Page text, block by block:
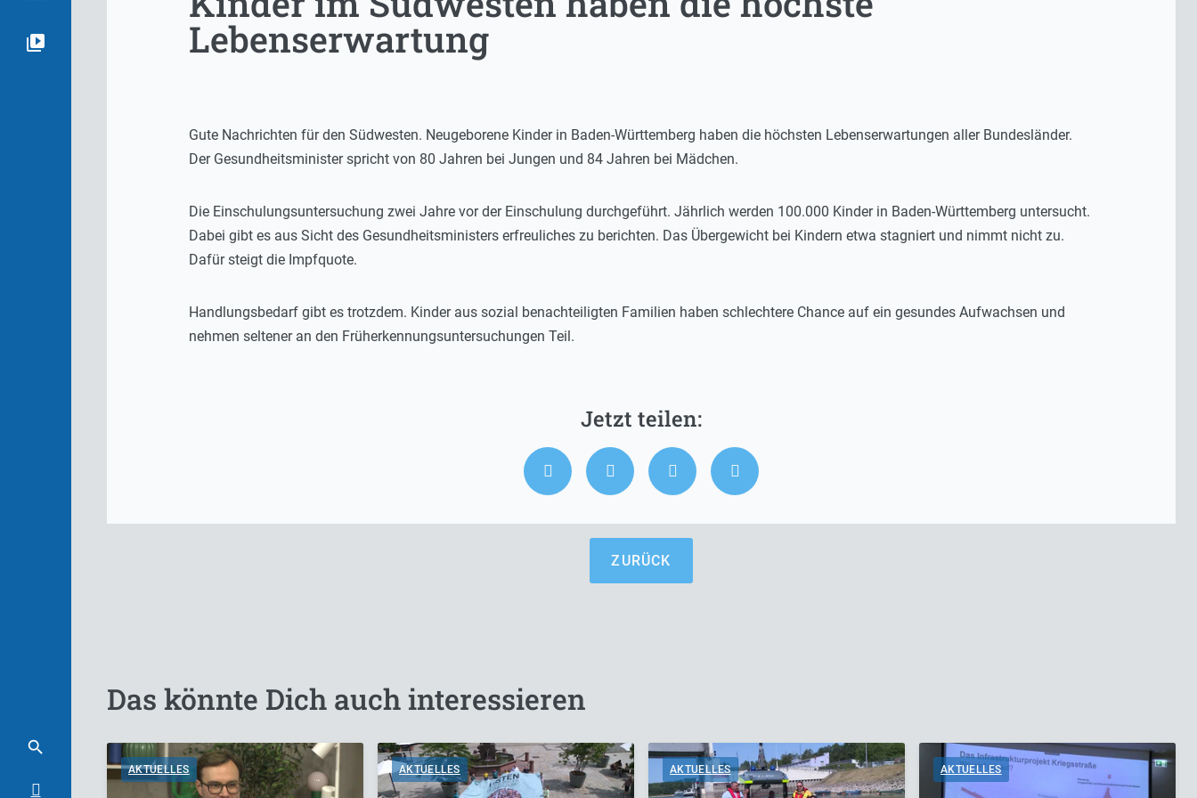
Lebenserwartung
Gute Nachrichten für den Südwesten. Neugeborene Kinder in Baden-Württemberg haben die höchsten Lebenserwartungen aller Bundesländer.
Der Gesundheitsminister spricht von 80 Jahren bei Jungen und 84 Jahren bei Mädchen.
Die Einschulungsuntersuchung zwei Jahre vor der Einschulung durchgeführt. Jährlich werden 100.000 Kinder in Baden-Württemberg untersucht.
Dabei gibt es aus Sicht des Gesundheitsministers erfreuliches zu berichten. Das Übergewicht bei Kindern etwa stagniert und nimmt nicht zu.
Dafür steigt die Impfquote.
Handlungsbedarf gibt es trotzdem. Kinder aus sozial benachteiligten Familien haben schlechtere Chance auf ein gesundes Aufwachsen und
nehmen seltener an den Früherkennungsuntersuchungen Teil.
ZURÜCK
Das könnte Dich auch interessieren
AKTUELLES AKTUELLES AKTUELLES AKTUELLES